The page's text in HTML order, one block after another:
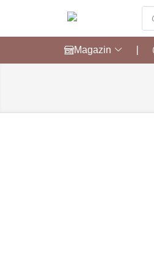
Magazin